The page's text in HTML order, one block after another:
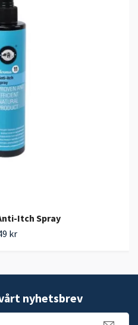
Itch Spray
kr
nyhetsbrev